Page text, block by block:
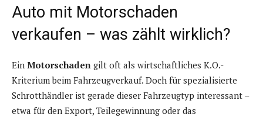
Auto mit Motorschaden
verkaufen – was zählt wirklich?
Ein Motorschaden gilt oft als wirtschaftliches K.O.-
Kriterium beim Fahrzeugverkauf. Doch für spezialisierte
Schrotthändler ist gerade dieser Fahrzeugtyp interessant –
etwa für den Export, Teilegewinnung oder das